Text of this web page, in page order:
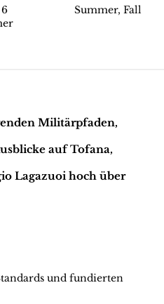
Summer, Fall
Militärpfaden,
auf Tofana,
Lagazuoi hoch über
und fundierten